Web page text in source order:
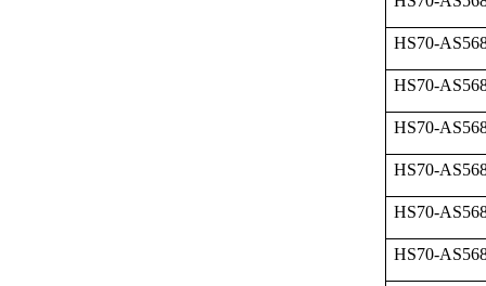
HS70-
HS70-
HS70-
HS70-
HS70-
HS70-